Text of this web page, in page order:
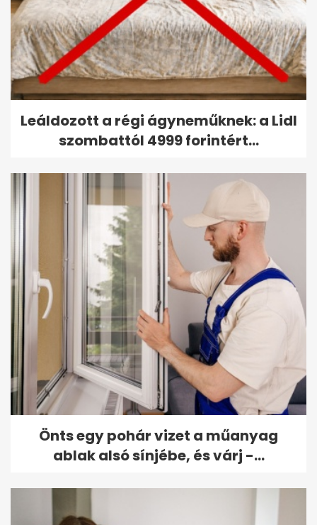
Leáldozott a régi ágyneműknek: a Lidl
szombattól 4999 forintért...
Önts egy pohár vizet a műanyag
ablak alsó sínjébe, és várj -...